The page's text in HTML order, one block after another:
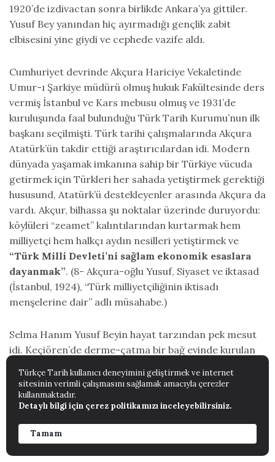
1920’de izdivactan sonra birlikde Ankara’ya gittiler.
Yusuf Bey yanından hiç ayırmadığı gençlik zabit
elbisesini yine giydi ve cephede vazife aldı.
Cumhuriyet devrinde Akçura Hariciye Vekaletinde
Umur-ı Şarkiye müdürü olmuş hukuk Fakültesinde ders
vermiş İstanbul ve Kars mebusu olmuş ve 1931’de
kuruluşunda faal bulunduğu Türk Tarih Kurumu’nun ilk
başkanı seçilmişti. Türk tarihi çalışmalarında Akçura
Atatürk’ün takdir ettiği araştırıcılardan idi. Modern
dünyada yaşamak imkanına sahip bir Türkiye vücuda
getirmek için Türkleri her sahada yetiştirmek gerektiği
hususund, Atatürk’ü destekleyenler arasında Akçura da
vardı. Akçur, bilhassa şu noktalar üzerinde duruyordu:
köylüleri “zeamet” kalıntılarından kurtarmak hem
milliyetçi hem halkçı aydın nesilleri yetiştirmek ve
“Türk Milli Devleti’ni sağlam ekonomik esaslara
dayanmak”. (8- Akçura-oğlu Yusuf, Siyaset ve iktasad
(İstanbul, 1924), “Türk milliyetçiliğinin iktisadı
menşelerine dair” adlı müsahabe.)
Selma Hanım Yusuf Beyin hayat tarzından pek mesut
idi. Keçiören’de derme-çatma bir bağ evinde kurulan
merasimlerine toplantılarına katılmazlardı. Dostlara
ayrılan pazar gününde Yusuf Bey ile sohbete pilavını
yemeğe, çayını içmeye gelenler, talebesi ve birkaç
mütefekkir dışında civar köylüleri idi. Ankara kedileri
de kapı eşiğinde dizilip nasıp beklerdi.
Türkçe Tarih kullanıcı deneyimini geliştirmek ve internet
sitesinin verimli çalışmasını sağlamak amacıyla çerezler
kullanmaktadır.
Detaylı bilgi için çerez politikamızı inceleyebilirsiniz.
Tamam